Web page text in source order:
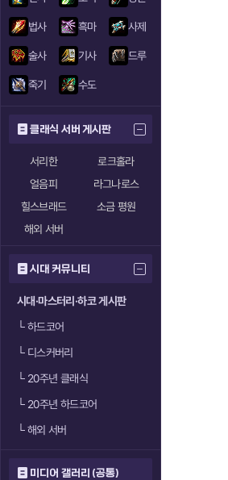
법사 흑마 사제
술사 기사 드루
죽기 수도
클래식 서버 게시판
서리한
로크홀라
얼음피
라그나로스
힐스브래드
소금 평원
해외 서버
시대 커뮤니티
시대·마스터리·하코 게시판
└하드코어
└디스커버리
└20주년 클래식
└20주년 하드코어
└해외 서버
미디어 갤러리 (공통)